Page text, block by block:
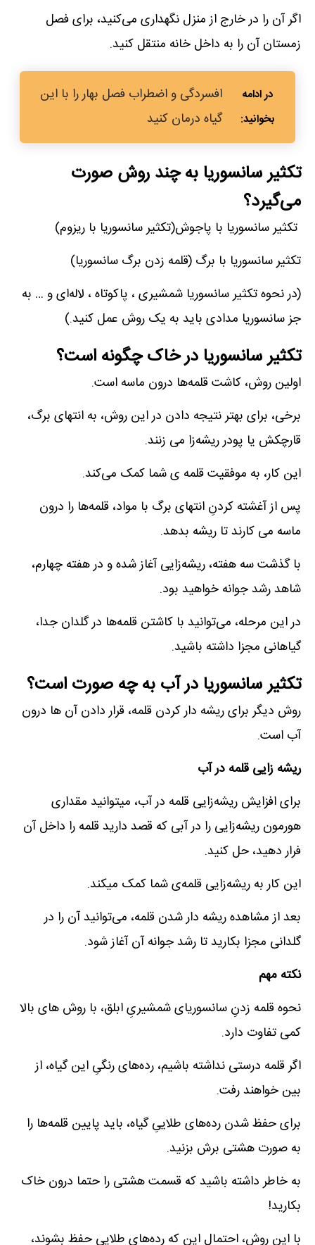
اگر آن را در خارج از منزل نگهداری می‌کنید، برای فصل
زمستان آن را به داخل خانه منتقل کنید.
افسردگی و اضطراب فصل بهار را با این
گیاه درمان کنید
تکثیر سانسوریا به چند روش صورت
می‌گیرد؟
تکثیر سانسوریا با پاجوش(تکثیر سانسوریا با ریزوم)
تکثیر سانسوریا با برگ (قلمه زدن برگ سانسوریا)
(در نحوه تکثیر سانسوریا شمشیری ، پاکوتاه ، لاله‌ای و … به
جز سانسوریا مدادی باید به یک روش عمل کنید.)
تکثیر سانسوریا در خاک چگونه است؟
اولین روش، کاشت قلمه‌ها درون ماسه است.
برخی، برای بهتر نتیجه دادن در این روش، به انتهای برگ،
قارچکش یا پودر ریشه‌زا می زنند.
این کار، به موفقیت قلمه ی شما کمک می‌کند.
پس از آغشته کردنِ انتهای برگ با مواد، قلمه‌ها را درون
ماسه می کارند تا ریشه بدهد.
با گذشت سه هفته، ریشه‌زایی آغاز شده و در هفته چهارم،
شاهد رشد جوانه خواهید بود.
در این مرحله، می‌توانید با کاشتن قلمه‌ها در گلدان جدا،
گیاهانی مجزا داشته باشید.
تکثیر سانسوریا در آب به چه صورت است؟
روش دیگر برای ریشه دار کردن قلمه، قرار دادن آن ها درون
آب است.
ریشه زایی قلمه در آب
برای افزایش ریشه‌زایی قلمه در آب، میتوانید مقداری
هورمون ریشه‌زایی را در آبی که قصد دارید قلمه را داخل آن
فرار دهید، حل کنید.
این کار به ریشه‌زایی قلمه‌ی شما کمک میکند.
بعد از مشاهده ریشه دار شدن قلمه، می‌توانید آن را در
گلدانی مجزا بکارید تا رشد جوانه آن آغاز شود.
نکته مهم
نحوه قلمه زدنِ سانسوریای شمشیریِ ابلق، با روش های بالا
کمی تفاوت دارد.
اگر قلمه درستی نداشته باشیم، رده‌های رنگیِ این گیاه، از
بین خواهند رفت.
برای حفظ شدن رده‌های طلاییِ گیاه، باید پایین قلمه‌ها را
به صورت هشتی برش بزنید.
به خاطر داشته باشید که قسمت هشتی را حتما درون خاک
بکارید!
با این روش، احتمال این که رده‌های طلایی حفظ بشوند،